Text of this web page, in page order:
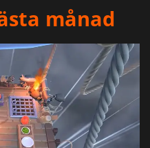
månad